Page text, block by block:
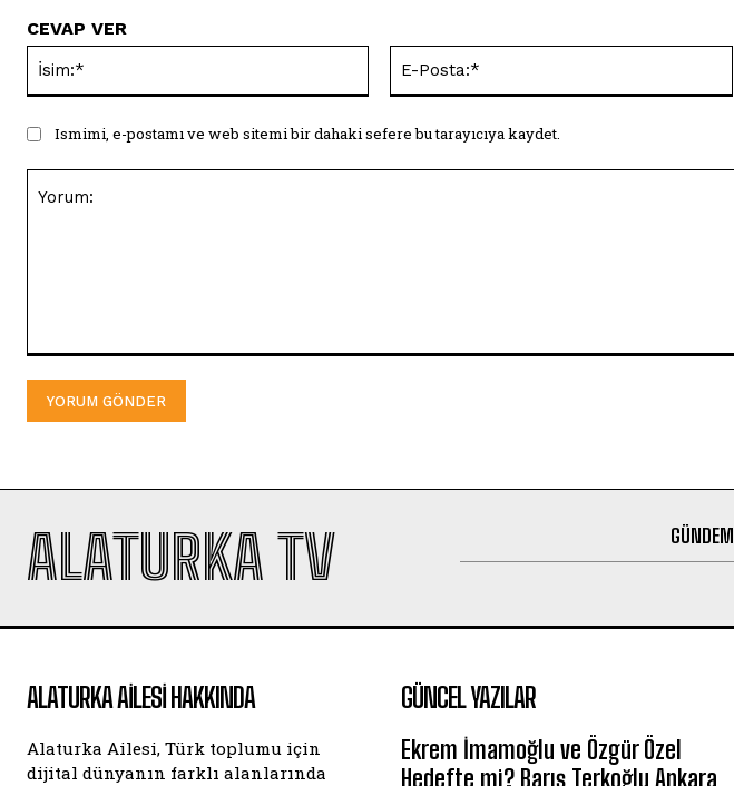
CEVAP VER
Ismimi, e-postamı ve web sitemi bir dahaki sefere bu tarayıcıya kaydet.
ALATURKA TV GÜNDEM
ALATURKA AILESI HAKKINDA
Alaturka Ailesi, Türk toplumu için
dijital dünyanın farklı alanlarında
GÜNCEL YAZILAR
Ekrem İmamoğlu ve Özgür Özel
Hedefte mi? Barış Terkoğlu Ankara